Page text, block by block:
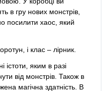
в гру нових монстрів,
посилити хаос, який
і клас – лірник.
істоти, яким в разі
від монстрів. Також в
магічна здатність. В